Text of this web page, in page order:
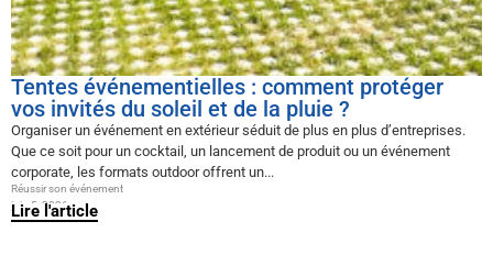
Tentes événementielles : comment protéger
vos invités du soleil et de la pluie ?
Organiser un événement en extérieur séduit de plus en plus d’entreprises.
Que ce soit pour un cocktail, un lancement de produit ou un événement
corporate, les formats outdoor offrent un...
Réussir son événement
juin 5, 2026
Lire l'article